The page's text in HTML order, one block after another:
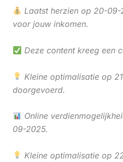
Laatst herzien op 20-09-
voor jouw inkomen.
Deze content kreeg een
Kleine optimalisatie op
doorgevoerd.
Online
09-2025.
Kleine optimalisatie op